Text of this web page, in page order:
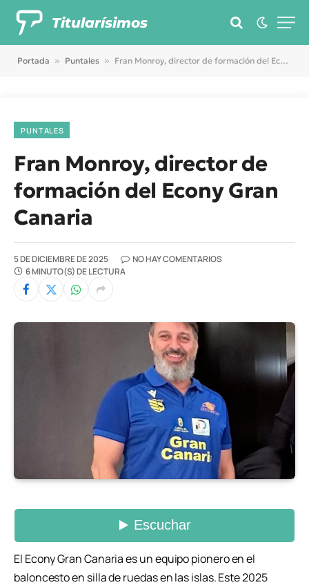
Titularísimos
Portada » Puntales » Fran Monroy, director de formación del Econy Gran Canaria
PUNTALES
Fran Monroy, director de
formación del Econy Gran
Canaria
5 DE DICIEMBRE DE 2025
NO HAY COMENTARIOS
6 MINUTO(S) DE LECTURA
El Econy Gran Canaria es un equipo pionero en el
baloncesto en silla de ruedas en las islas. Este 2025